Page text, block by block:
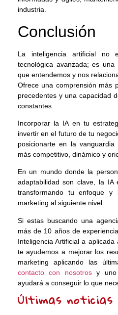
industria.
Conclusión
La inteligencia artificial no
tecnológica avanzada; es
que entendemos y nos
Ofrece una comprensión más
precedentes y una capacidad
constantes.
Incorporar la IA en tu
invertir en el futuro de tu
posicionarte en la
más competitivo, dinámico y
En un mundo donde la
adaptabilidad son clave, la IA
transformando tu enfoque y
marketing al siguiente nivel.
Si estas buscando una
más de 10 años de
Inteligencia Artificial a
te ayudemos a mejorar los
marketing aplicando las
contacto con nosotrosy uno
ayudará a conseguir lo que
Últimas noticias